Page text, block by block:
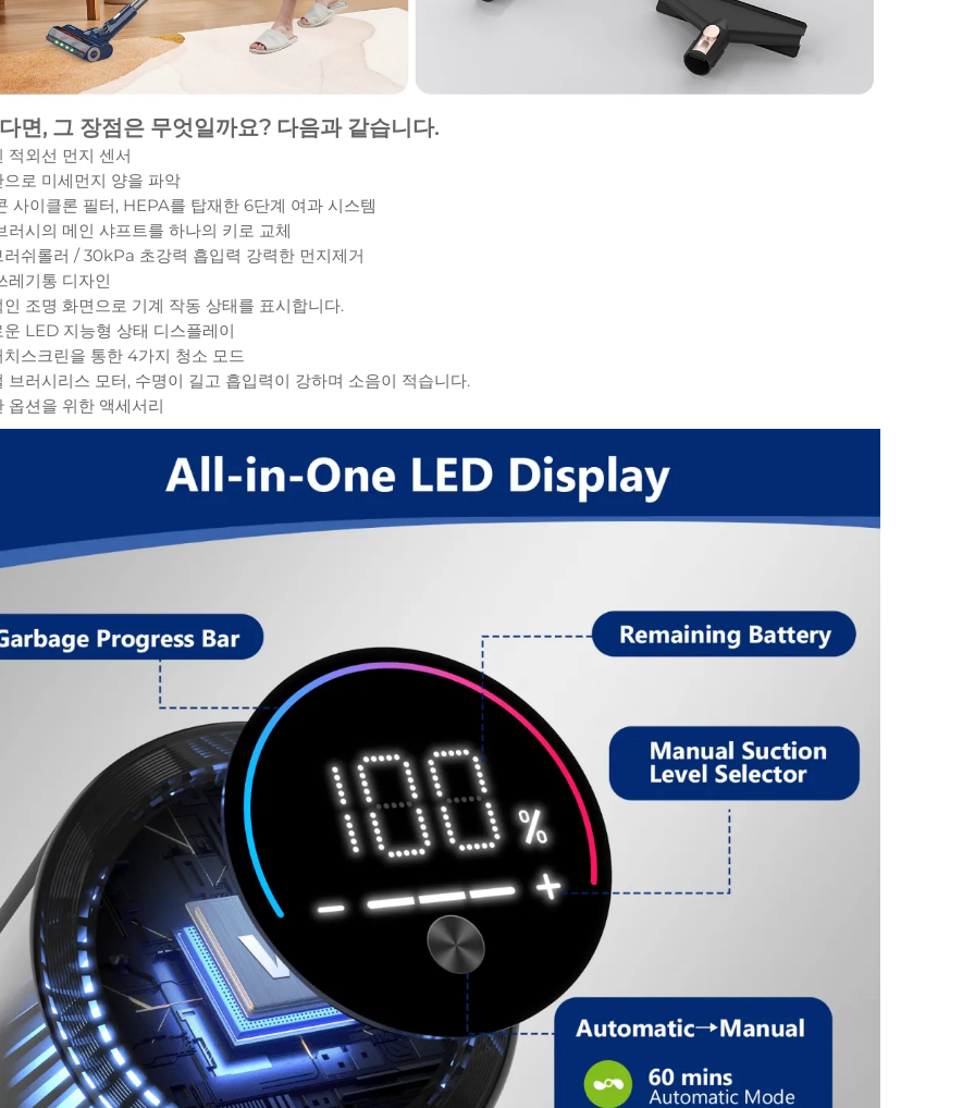
면, 그 장점은 무엇일까요? 다음과 같습니다.
적외선 먼지 센서
로 미세먼지 양을 파악
사이클론 필터, HEPA를 탑재한 6단계 여과 시스템
러시의 메인 샤프트를 하나의 키로 교체
러쉬롤러 / 30kPa 초강력 흡입력 강력한 먼지제거
레기통 디자인
조명 화면으로 기계 작동 상태를 표시합니다.
LED 지능형 상태 디스플레이
스크린을 통한 4가지 청소 모드
브러시리스 모터, 수명이 길고 흡입력이 강하며 소음이 적습니다.
옵션을 위한 액세서리